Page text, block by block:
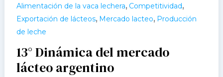
Alimentación de la vaca lechera, Competitividad,
Exportación de lácteos, Mercado lacteo, Producción
de leche
13° Dinámica del mercado
lácteo argentino